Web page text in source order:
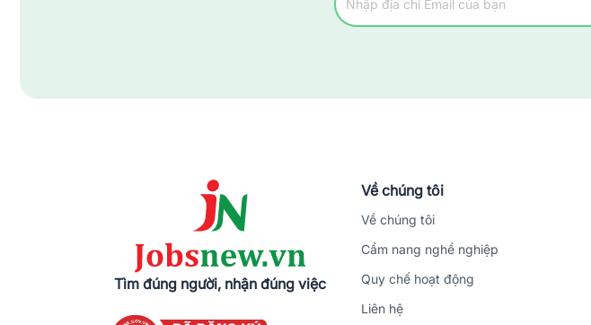
Tìm đúng người, nhận đúng việc
Về chúng tôi
Về chúng tôi
Cẩm nang nghề nghiệp
Quy chế hoạt động
Liên hệ